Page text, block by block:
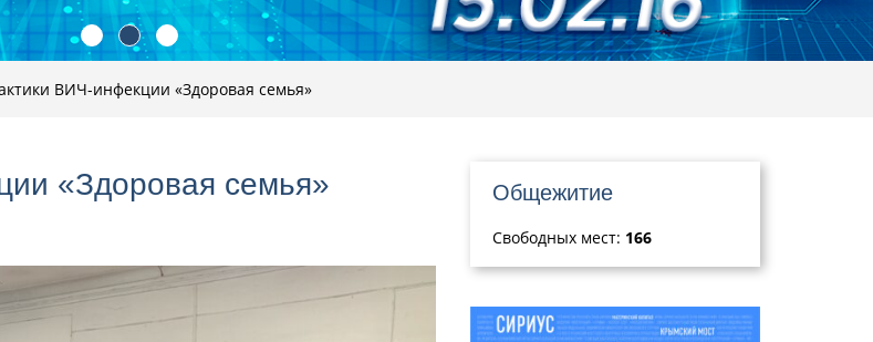
ВИЧ-инфекции «Здоровая семья»
«Здоровая семья» Общежитие
Свободных мест: 166